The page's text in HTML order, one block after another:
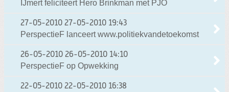
IJmert feliciteert Hero Brinkman met PJO
27-05-2010 27-05-2010 19:43
PerspectieF lanceert www.politiekvandetoekomst
26-05-2010 26-05-2010 14:10
PerspectieF op Opwekking
22-05-2010 22-05-2010 16:38